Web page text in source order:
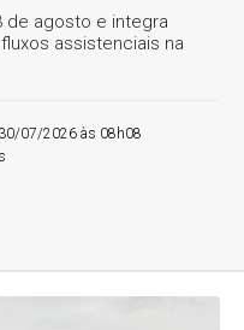
de agosto e integra
assistenciais na
07/2026 às 08h08